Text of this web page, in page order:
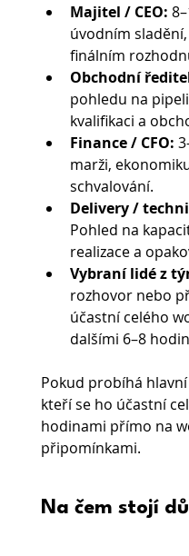
Majitel / CEO:
úvodním
finálním
Obchodní
pohledu na
kvalifikaci a
Finance / CFO:
marži,
schvalování.
Delivery /
Pohled na
realizace a
Vybraní lidé z
rozhovor nebo
účastní celého
dalšími 6–8
Pokud probíhá
kteří se ho účastní
hodinami přímo na
připomínkami.
Na čem stojí